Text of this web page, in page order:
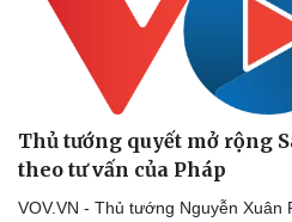
Thủ tướng quyết mở rộng
theo tư vấn của Pháp
VOV.VN - Thủ tướng Nguyễn Xuân